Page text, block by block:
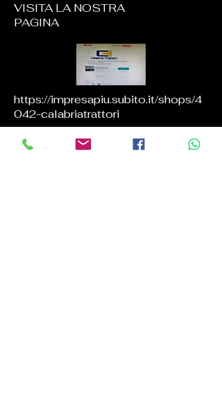
VISITA LA NOSTRA
PAGINA
https://impresapiu.subito.it/shops/4
042-calabriatrattori